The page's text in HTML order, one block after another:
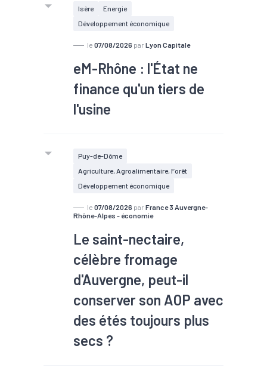
Isère
Energie
Développement économique
le 07/08/2026 par Lyon Capitale
eM-Rhône : l'État ne
finance qu'un tiers de
l'usine
Puy-de-Dôme
Agriculture, Agroalimentaire, Forêt
Développement économique
le 07/08/2026 par France 3 Auvergne-
Rhône-Alpes - économie
Le saint-nectaire,
célèbre fromage
d'Auvergne, peut-il
conserver son AOP avec
des étés toujours plus
secs ?